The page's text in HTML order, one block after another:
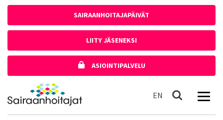
SAIRAANHOITAJAPÄIVÄT
LIITY JÄSENEKSI
ASIOINTIPALVELU
Etusivulle
EN In English
Haku